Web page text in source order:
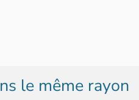
le même rayon